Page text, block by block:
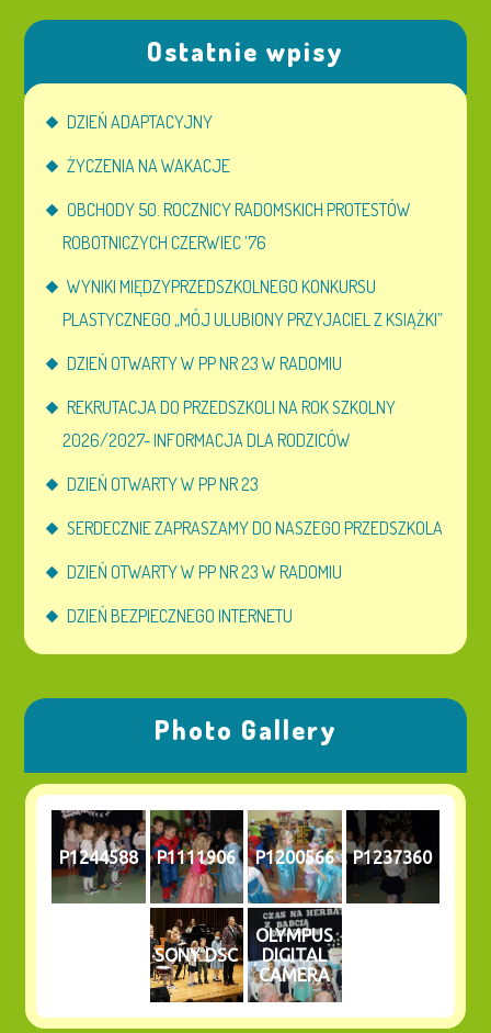
Ostatnie wpisy
DZIEŃ ADAPTACYJNY
ŻYCZENIA NA WAKACJE
OBCHODY 50. ROCZNICY RADOMSKICH PROTESTÓW
ROBOTNICZYCH CZERWIEC ’76
WYNIKI MIĘDZYPRZEDSZKOLNEGO KONKURSU
PLASTYCZNEGO „MÓJ ULUBIONY PRZYJACIEL Z KSIĄŻKI”
DZIEŃ OTWARTY W PP NR 23 W RADOMIU
REKRUTACJA DO PRZEDSZKOLI NA ROK SZKOLNY
2026/2027- INFORMACJA DLA RODZICÓW
DZIEŃ OTWARTY W PP NR 23
SERDECZNIE ZAPRASZAMY DO NASZEGO PRZEDSZKOLA
DZIEŃ OTWARTY W PP NR 23 W RADOMIU
DZIEŃ BEZPIECZNEGO INTERNETU
Photo Gallery
P1244588 P1111906 P1200566 P1237360
SONY DSC
OLYMPUS
DIGITAL
CAMERA